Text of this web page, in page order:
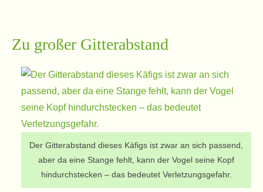
Zu großer Gitterabstand
Der Gitterabstand dieses Käfigs ist zwar an sich passend,
aber da eine Stange fehlt, kann der Vogel seine Kopf
hindurchstecken – das bedeutet Verletzungsgefahr.